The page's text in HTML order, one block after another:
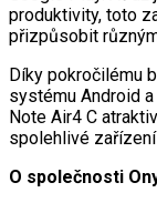
produktivity, toto
přizpůsobit
Díky pokročilému
systému Android
Note Air4 C
spolehlivé
O společnosti